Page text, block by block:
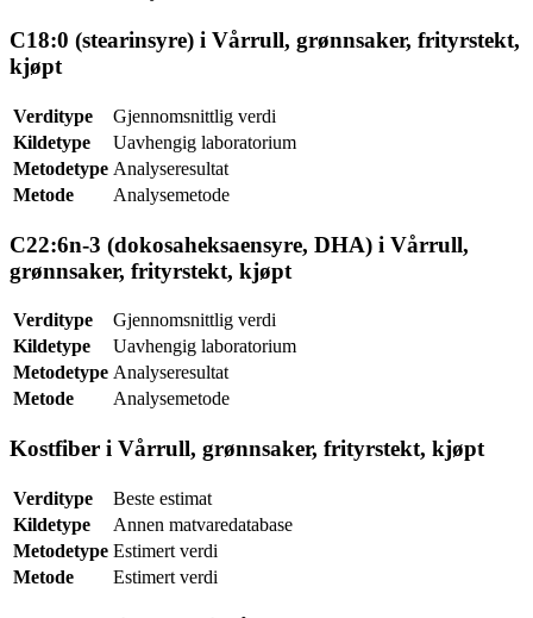
C18:0 (stearinsyre) i Vårrull, grønnsaker, frityrstekt,
kjøpt
Verditype
Gjennomsnittlig verdi
Kildetype
Uavhengig laboratorium
Metodetype Analyseresultat
Metode
Analysemetode
C22:6n-3 (dokosaheksaensyre, DHA) i Vårrull,
grønnsaker, frityrstekt, kjøpt
Verditype
Gjennomsnittlig verdi
Kildetype
Uavhengig laboratorium
Metodetype Analyseresultat
Metode
Analysemetode
Kostfiber i Vårrull, grønnsaker, frityrstekt, kjøpt
Verditype
Beste estimat
Kildetype
Annen matvaredatabase
Metodetype Estimert verdi
Metode
Estimert verdi